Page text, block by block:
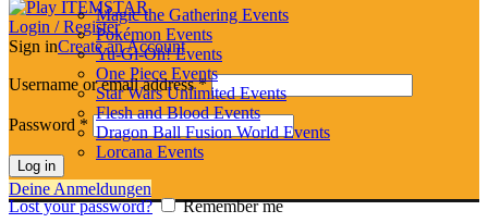
Login / Register
Sign inCreate an Account
Username or email address*
Password *
Log in
Lost your password? Remember me
Magic the Gathering Events
Pokémon Events
Yu-Gi-Oh! Events
One Piece Events
Star Wars Unlimited Events
Flesh and Blood Events
Dragon Ball Fusion World Events
Lorcana Events
Deine Anmeldungen